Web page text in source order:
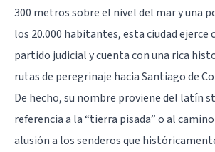
300 metros sobre el nivel del mar y una
los 20.000 habitantes, esta ciudad ejerce
partido judicial y cuenta con una rica
rutas de peregrinaje hacia Santiago de
De hecho, su nombre proviene del latín
referencia a la “tierra pisada” o al
alusión a los senderos que